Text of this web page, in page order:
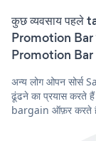
कुछ व्यवसाय पहले
Promotion Bar
Promotion Bar
अन्य लोग ओपन सोर्स
ढूंढने का प्रयास करते
bargain ऑफ़र करते